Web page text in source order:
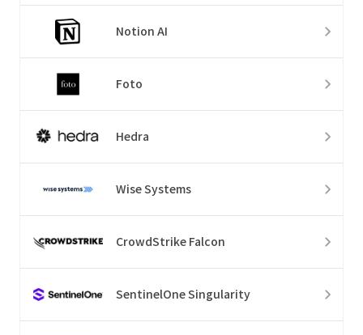
Notion AI
Foto
Hedra
Wise Systems
CrowdStrike Falcon
SentinelOne Singularity